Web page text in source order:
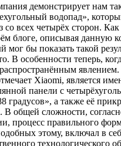
демонстрирует нам
водопад»,
со всех четырёх сторон.
блоге, описывая данную
мог бы показать такой
В особенности теперь,
Xiaomi, является
панели с
градусов», а также её
общей сложности,
процесс правильного
этому, включал в
технологического